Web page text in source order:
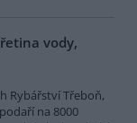
vody,
Rybářství Třeboň,
na 8000